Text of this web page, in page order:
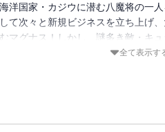
海洋国家・カジウに潜む八魔将の一
して次々と新規ビジネスを立ち上げ
むマグナス！しかし、謎多き敵・キ
罪をかぶせられ!?政争と陰謀の渦中
全て表示す